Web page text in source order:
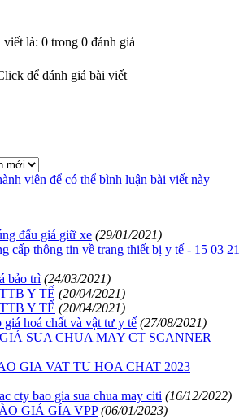
là: 0 trong 0 đánh giá
để đánh giá bài viết
viên để có thể bình luận bài viết này
đấu giá giữ xe (29/01/2021)
cấp thông tin về trang thiết bị y tế - 15 03 21
bảo trì (24/03/2021)
Y TẾ (20/04/2021)
Y TẾ (20/04/2021)
giá hoá chất và vật tư y tế (27/08/2021)
SUA CHUA MAY CT SCANNER
GIA VAT TU HOA CHAT 2023
cty bao gia sua chua may citi (16/12/2022)
GIÁ GÍA VPP (06/01/2023)